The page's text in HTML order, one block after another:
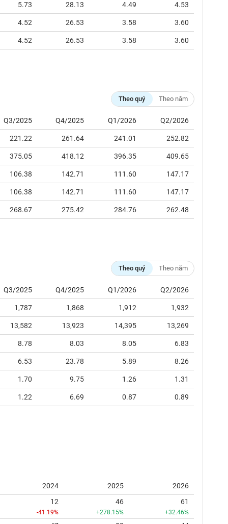
5.73 28.13 4.49 4.53
4.52 26.53 3.58 3.60
4.52 26.53 3.58 3.60
Theo quý Theo năm
Q3/2025 Q4/2025 Q1/2026 Q2/2026
221.22 261.64 241.01 252.82
375.05 418.12 396.35 409.65
106.38 142.71 111.60 147.17
106.38 142.71 111.60 147.17
268.67 275.42 284.76 262.48
Theo quý Theo năm
Q3/2025 Q4/2025 Q1/2026 Q2/2026
1,787 1,868 1,912 1,932
13,582 13,923 14,395 13,269
8.78 8.03 8.05 6.83
6.53 23.78 5.89 8.26
1.70 9.75 1.26 1.31
1.22 6.69 0.87 0.89
2024 2025
2026
12
-41.19%
46
+278.15%
61
+32.46%